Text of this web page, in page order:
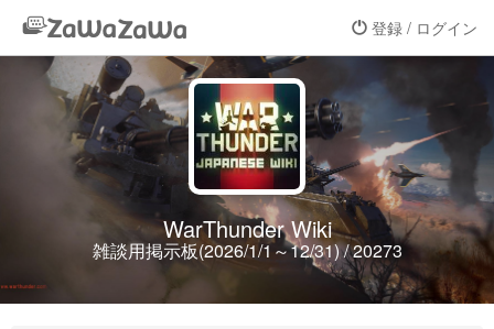
登録 / ログイン
WarThunder Wiki
雑談用掲示板(2026/1/1～12/31) / 20273